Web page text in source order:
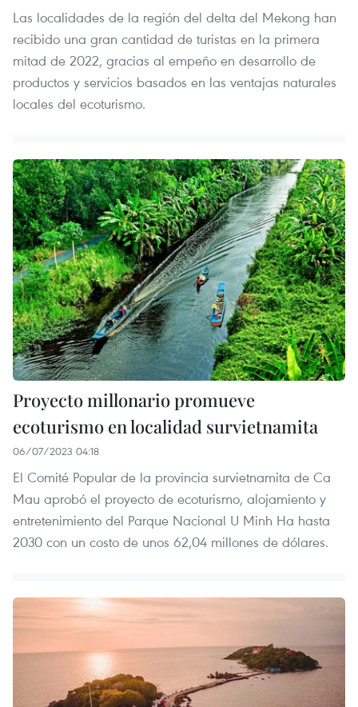
Las localidades de la región del delta del Mekong han
recibido una gran cantidad de turistas en la primera
mitad de 2022, gracias al empeño en desarrollo de
productos y servicios basados en las ventajas naturales
locales del ecoturismo.
Proyecto millonario promueve
ecoturismo en localidad survietnamita
06/07/2023 04:18
El Comité Popular de la provincia survietnamita de Ca
Mau aprobó el proyecto de ecoturismo, alojamiento y
entretenimiento del Parque Nacional U Minh Ha hasta
2030 con un costo de unos 62,04 millones de dólares.